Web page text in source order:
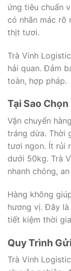
ứng tiêu chuẩn
có nhãn mác rõ
thịt tươi.
Trà Vinh
hải quan. Đảm
toàn, hợp pháp.
Tại Sao
Vận chuyển
tráng dừa. Thời
tươi ngon. Ít rủi
dưới 50kg. Trà
nhanh chóng,
Hàng không
hương vị. Đây
tiết kiệm thời
Quy Trình
Trà Vinh